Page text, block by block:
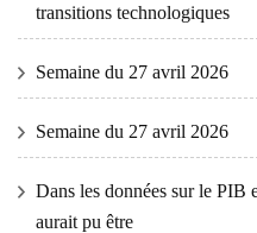
transitions technologiques
Semaine du 27 avril 2026
Semaine du 27 avril 2026
Dans les données sur le PIB
aurait pu être